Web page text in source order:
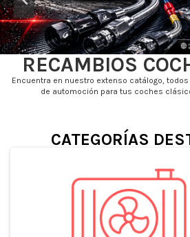
RECAMBIOS
Encuentra en nuestro extenso catálogo,
de automoción para tus coches
CATEGORÍAS